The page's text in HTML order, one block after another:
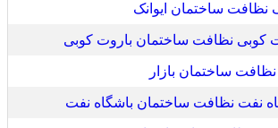
نظافت ساختمان ایوانک
کوبی نظافت ساختمان باروت کوبی
ساختمان بازار
نفت نظافت ساختمان باشگاه نفت